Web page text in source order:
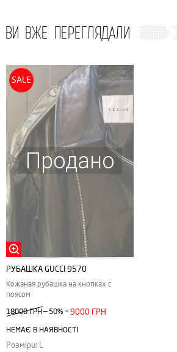
ВИ ВЖЕ ПЕРЕГЛЯДАЛИ
Продано
SALE
РУБАШКА GUCCI 9570
Кожаная рубашка на кнопках с
поясом
18000 ГРН— 50% =9000 ГРН
НЕМАЄ В НАЯВНОСТІ
Розміри: L